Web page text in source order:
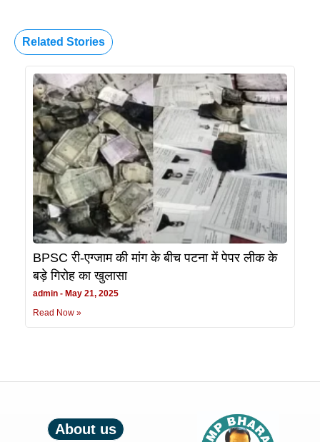
Related Stories
BPSC री-एग्जाम की मांग के बीच पटना में पेपर लीक के
बड़े गिरोह का खुलासा
admin
May 21, 2025
Read Now »
About us